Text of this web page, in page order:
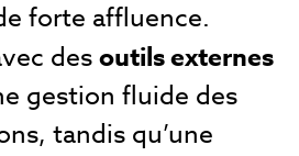
forte affluence.
desoutils externes
gestion fluide des
tandis qu’une